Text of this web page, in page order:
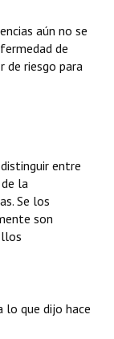
aún no se
de
de riesgo para
entre
la
Se los
son
lo que dijo hace